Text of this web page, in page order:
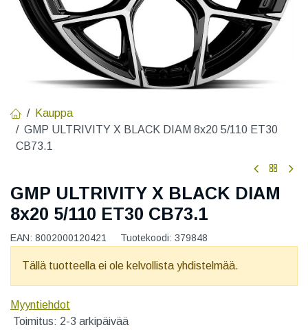
Kauppa
GMP ULTRIVITY X BLACK DIAM 8x20 5/110 ET30
CB73.1
GMP ULTRIVITY X BLACK DIAM
8x20 5/110 ET30 CB73.1
EAN: 8002000120421 Tuotekoodi: 379848
Tällä tuotteella ei ole kelvollista yhdistelmää.
Myyntiehdot
Toimitus: 2-3 arkipäivää